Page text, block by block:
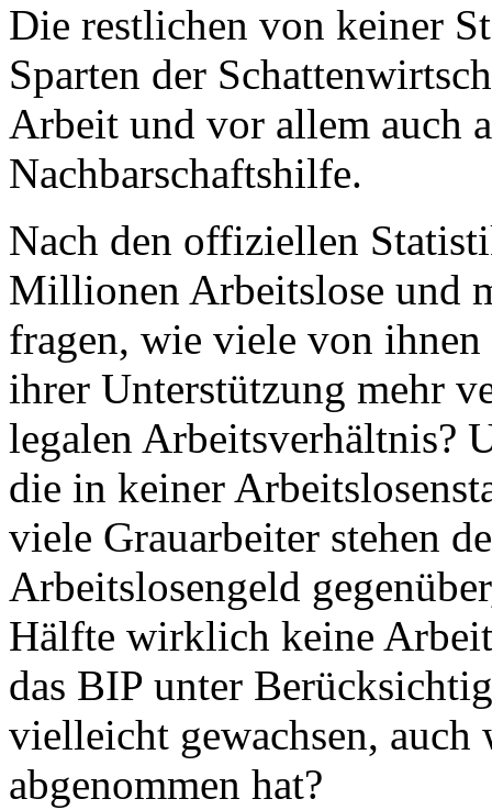
Die restlichen von keiner
Sparten der
Arbeit und vor allem auch
Nachbarschaftshilfe.
Nach den offiziellen
Millionen Arbeitslose und
fragen, wie viele von
ihrer Unterstützung mehr
legalen Arbeitsverhältnis?
die in keiner
viele Grauarbeiter stehen
Arbeitslosengeld
Hälfte wirklich keine
das BIP unter
vielleicht gewachsen,
abgenommen hat?